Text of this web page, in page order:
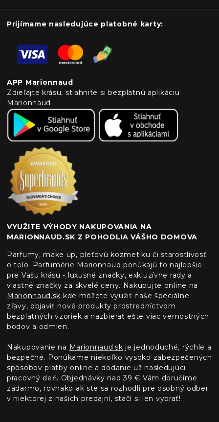
Prijímame nasledujúce platobné karty:
APP Marionnaud
Zdieľajte krásu, stiahnite si bezplatnú aplikáciu
Marionnaud
VYUŽITE VÝHODY NAKUPOVANIA NA
MARIONNAUD.SK Z POHODLIA VÁŠHO DOMOVA
Parfumy, make up, pleťovú kozmetiku či starostlivosť
o telo. Parfumérie Marionnaud ponúkajú to najlepšie
pre Vašu krásu - luxusné značky, exkluzívne rady a
vlastné značky za skvelé ceny. Nakupujte online na
Marionnaud.sk kde môžete využiť naše špeciálne
zľavy, objaviť nové produkty prostredníctvom
bezplatných vzoriek a nazbierať ešte viac vernostných
bodov a odmien.
Nakupovanie na Marionnaud.sk je jednoduché, rýchle a
bezpečné. Ponúkame niekoľko vysoko zabezpečených
spôsobov platby online a dodanie už nasledujúci
pracovný deň. Objednávky nad 39 € Vám doručíme
zadarmo, rovnako ak ste sa rozhodli pre osobný odber
v niektorej z našich predajní, stačí si len vybrať!